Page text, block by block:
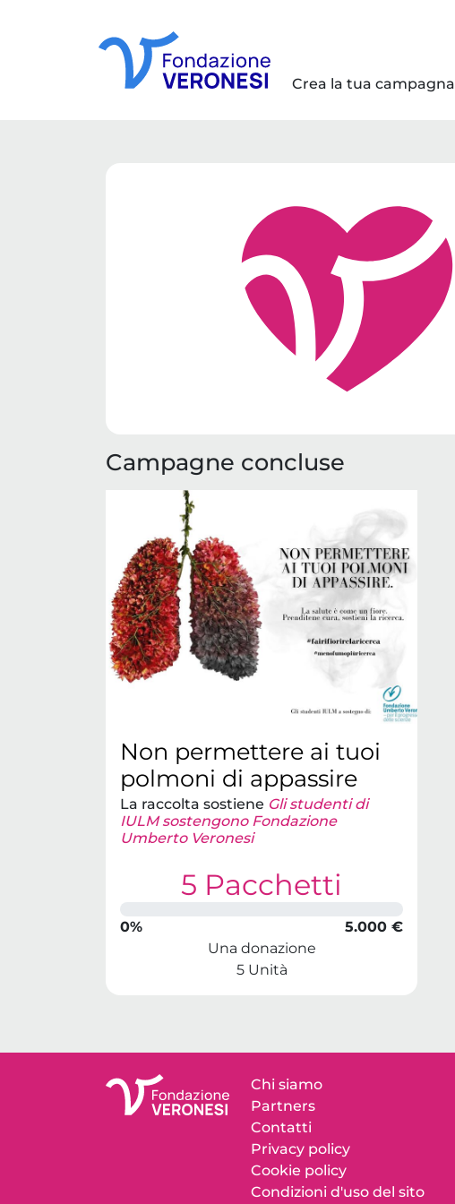
Crea la tua campagna
Campagne concluse
Non permettere ai tuoi
polmoni di appassire
La raccolta sostiene Gli studenti di
IULM sostengono Fondazione
Umberto Veronesi
5 Pacchetti
0%
5.000 €
Una donazione
5 Unità
Chi siamo
Partners
Contatti
Privacy policy
Cookie policy
Condizioni d'uso del sito